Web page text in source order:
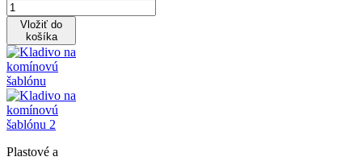
Vložiť do
košíka
Plastové a